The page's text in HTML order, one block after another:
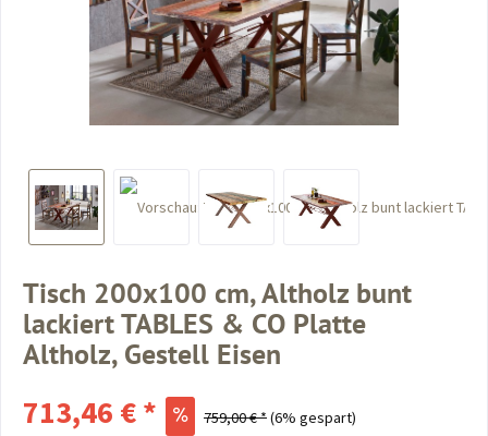
Tisch 200x100 cm, Altholz bunt
lackiert TABLES & CO Platte
Altholz, Gestell Eisen
713,46 € * 759,00 € *(6% gespart)